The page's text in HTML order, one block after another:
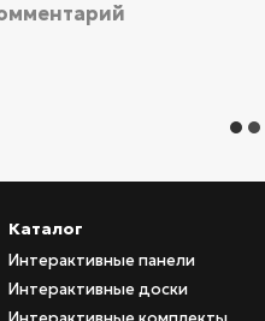
Каталог
Интерактивные панели
Интерактивные доски